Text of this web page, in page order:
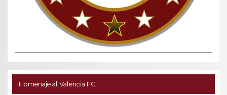
Homenaje al Valencia FC